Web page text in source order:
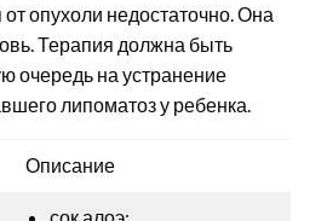
от опухоли недостаточно. Она
Терапия должна быть
очередь на устранение
липоматоз у ребенка.
Описание